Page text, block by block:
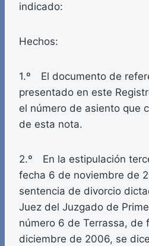
indicado:
Hechos:
1.º El documento de
presentado en este
el número de asiento que
de esta nota.
2.º En la estipulación
fecha 6 de noviembre de
sentencia de divorcio
Juez del Juzgado de
número 6 de Terrassa, de
diciembre de 2006, se